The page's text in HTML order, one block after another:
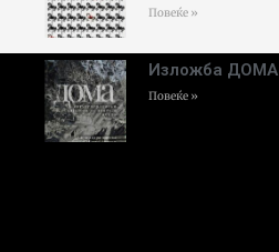
Повеќе »
Изложба ДОМА
Повеќе »